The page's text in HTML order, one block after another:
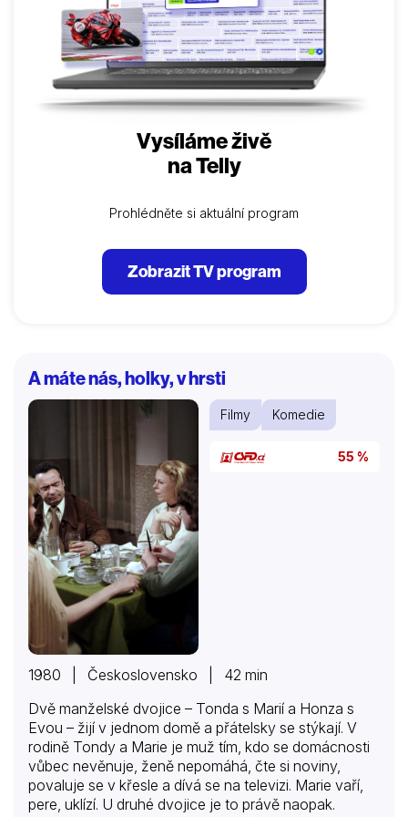
Vysíláme živě
na Telly
Prohlédněte si aktuální program
Zobrazit TV program
A máte nás, holky, v hrsti
Filmy Komedie
55 %
1980 | Československo | 42 min
Dvě manželské dvojice – Tonda s Marií a Honza s
Evou – žijí v jednom domě a přátelsky se stýkají. V
rodině Tondy a Marie je muž tím, kdo se domácnosti
vůbec nevěnuje, ženě nepomáhá, čte si noviny,
povaluje se v křesle a dívá se na televizi. Marie vaří,
pere, uklízí. U druhé dvojice je to právě naopak.